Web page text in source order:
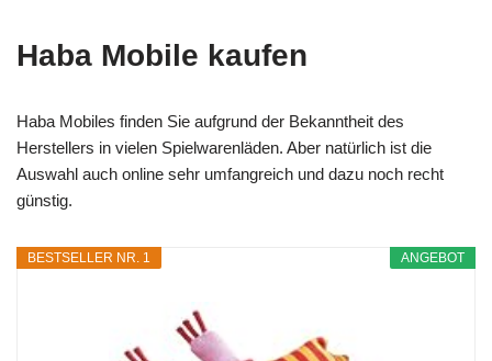
Haba Mobile kaufen
Haba Mobiles finden Sie aufgrund der Bekanntheit des
Herstellers in vielen Spielwarenläden. Aber natürlich ist die
Auswahl auch online sehr umfangreich und dazu noch recht
günstig.
ANGEBOT
BESTSELLER NR. 1